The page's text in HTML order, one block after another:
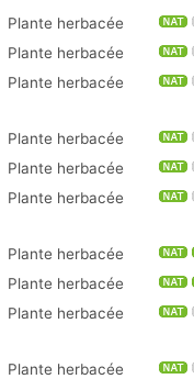
Plante herbacée
Plante herbacée
Plante herbacée
Plante herbacée
Plante herbacée
Plante herbacée
Plante herbacée
Plante herbacée
Plante herbacée
Plante herbacée